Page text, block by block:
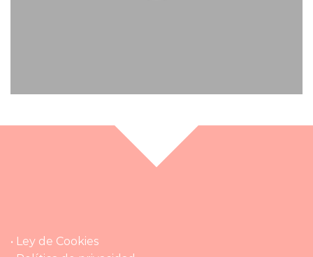
• Ley de Cookies